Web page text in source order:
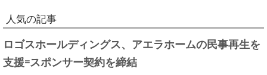
人気の記事
ロゴスホールディングス、アエラホームの民事再生を
支援=スポンサー契約を締結